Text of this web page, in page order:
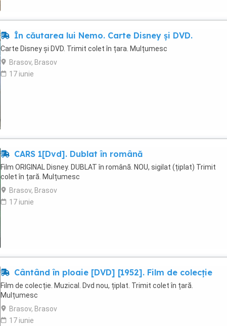
În căutarea lui Nemo. Carte Disney și DVD.
Carte Disney și DVD. Trimit colet în țara. Mulțumesc
Brasov, Brasov
17 iunie
CARS 1[Dvd]. Dublat în română
Film ORIGINAL Disney. DUBLAT în română. NOU, sigilat (țiplat) Trimit
colet în țară. Mulțumesc
Brasov, Brasov
17 iunie
Cântând în ploaie [DVD] [1952]. Film de colecție
Film de colecție. Muzical. Dvd nou, țiplat. Trimit colet în țară.
Mulțumesc
Brasov, Brasov
17 iunie